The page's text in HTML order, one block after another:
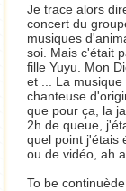
Je trace alors
concert du
musiques
soi. Mais c'était
fille Yuyu. Mon
et ... La
chanteuse
que pour ça, la
2h de queue,
quel point j'étais
ou de vidéo, ah
To be